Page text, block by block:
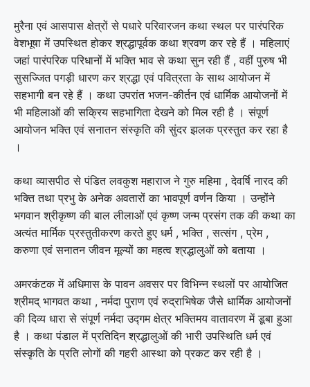
मुरैना एवं आसपास क्षेत्रों से पधारे परिवारजन कथा स्थल पर पारंपरिक
वेशभूषा में उपस्थित होकर श्रद्धापूर्वक कथा श्रवण कर रहे हैं । महिलाएं
जहां पारंपरिक परिधानों में भक्ति भाव से कथा सुन रही हैं , वहीं पुरुष भी
सुसज्जित पगड़ी धारण कर श्रद्धा एवं पवित्रता के साथ आयोजन में
सहभागी बन रहे हैं । कथा उपरांत भजन-कीर्तन एवं धार्मिक आयोजनों में
भी महिलाओं की सक्रिय सहभागिता देखने को मिल रही है । संपूर्ण
आयोजन भक्ति एवं सनातन संस्कृति की सुंदर झलक प्रस्तुत कर रहा है
।
कथा व्यासपीठ से पंडित लवकुश महाराज ने गुरु महिमा , देवर्षि नारद की
भक्ति तथा प्रभु के अनेक अवतारों का भावपूर्ण वर्णन किया । उन्होंने
भगवान श्रीकृष्ण की बाल लीलाओं एवं कृष्ण जन्म प्रसंग तक की कथा का
अत्यंत मार्मिक प्रस्तुतीकरण करते हुए धर्म , भक्ति , सत्संग , प्रेम ,
करुणा एवं सनातन जीवन मूल्यों का महत्व श्रद्धालुओं को बताया ।
अमरकंटक में अधिमास के पावन अवसर पर विभिन्न स्थलों पर आयोजित
श्रीमद् भागवत कथा , नर्मदा पुराण एवं रुद्राभिषेक जैसे धार्मिक आयोजनों
की दिव्य धारा से संपूर्ण नर्मदा उद्गम क्षेत्र भक्तिमय वातावरण में डूबा हुआ
है । कथा पंडाल में प्रतिदिन श्रद्धालुओं की भारी उपस्थिति धर्म एवं
संस्कृति के प्रति लोगों की गहरी आस्था को प्रकट कर रही है ।